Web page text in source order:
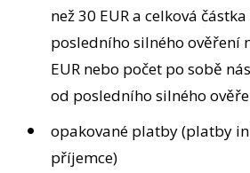
než 30 EUR a celková
posledního silného ověření
EUR nebo počet po sobě
od posledního silného
opakované platby (platby
příjemce)